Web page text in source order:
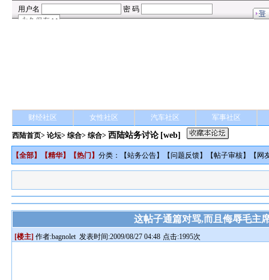
财经社区 女性社区 汽车社区 军事社区
西陆首页>论坛>综合> 综合> 西陆站务讨论 [web]
【全部】【精华】【热门 】分类：【站务公告】【问题反馈】【帖子审核】【 网
这帖子通篇对骂,而且侮辱毛主
[楼主] 作者:bagnolet 发表时间:2009/08/27 04:48 点击:1995次